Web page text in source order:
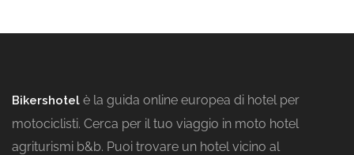
Bikershotel è la guida online europea di hotel per
motociclisti. Cerca per il tuo viaggio in moto hotel
agriturismi b&b. Puoi trovare un hotel vicino al